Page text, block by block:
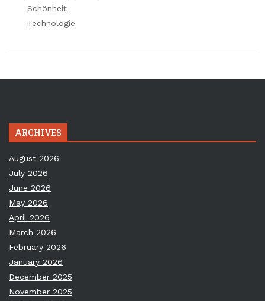
Schönheit
Technologie
ARCHIVES
August 2026
July 2026
June 2026
May 2026
April 2026
March 2026
February 2026
January 2026
December 2025
November 2025